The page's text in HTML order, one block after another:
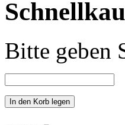
Bitte geben